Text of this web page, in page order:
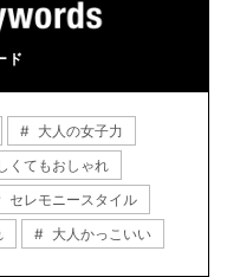
ド
大人の女子力
くてもおしゃれ
セレモニースタイル
大人かっこいい